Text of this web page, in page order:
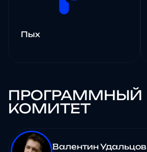
Пых
ПРОГРАММНЫЙ
КОМИТЕТ
Валентин Удальцов